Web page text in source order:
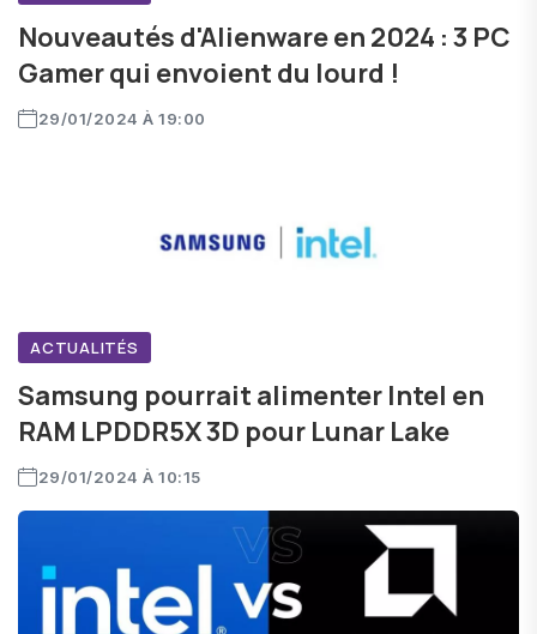
Nouveautés d'Alienware en 2024 : 3 PC
Gamer qui envoient du lourd !
29/01/2024 À 19:00
ACTUALITÉS
Samsung pourrait alimenter Intel en
RAM LPDDR5X 3D pour Lunar Lake
29/01/2024 À 10:15